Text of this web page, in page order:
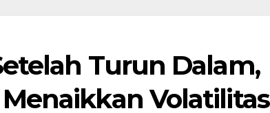
Turun Dalam,
Volatilitas